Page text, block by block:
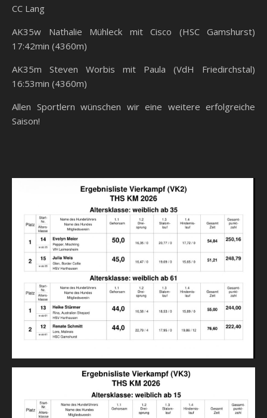
CC Lang
AK35w Nathalie Mühleck mit Cisco (HSC Gamshurst)
17:42min (4360m)
AK35m Steven Worbis mit Paula (VdH Friedirchstal)
16:53min (4360m)
Allen Sportlern wünschen wir eine weitere erfolgreiche
Saison!